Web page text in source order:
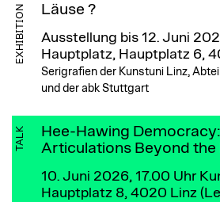
EXHIBITION Läuse ?
Ausstellung bis 12. Juni
Hauptplatz, Hauptplatz 6,
Serigrafien der Kunstuni Linz,
und der abk Stuttgart
TALK
Hee-Hawing
Articulations Beyond the
10. Juni 2026, 17.00 Uhr
Hauptplatz 8, 4020 Linz